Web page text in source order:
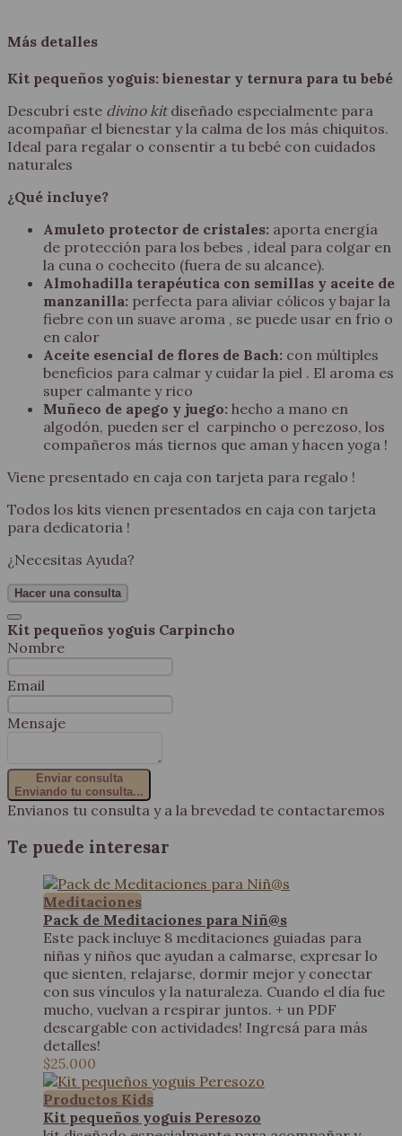
Más detalles
Kit pequeños yoguis: bienestar y ternura para tu bebé
Descubrí este divino kitdiseñado especialmente para
acompañar el bienestar y la calma de los más chiquitos.
Ideal para regalar o consentir a tu bebé con cuidados
naturales
¿Qué incluye?
Amuleto protector de cristales: aporta energía
de protección para los bebes , ideal para colgar en
la cuna o cochecito (fuera de su alcance).
Almohadilla terapéutica con semillas y aceite de
manzanilla: perfecta para aliviar cólicos y bajar la
fiebre con un suave aroma , se puede usar en frio o
en calor
Aceite esencial de flores de Bach: con múltiples
beneficios para calmar y cuidar la piel . El aroma es
super calmante y rico
Muñeco de apego y juego: hecho a mano en
algodón, pueden ser el carpincho o perezoso, los
compañeros más tiernos que aman y hacen yoga !
Viene presentado en caja con tarjeta para regalo !
Todos los kits vienen presentados en caja con tarjeta
para dedicatoria !
¿Necesitas Ayuda?
Hacer una consulta
Kit pequeños yoguis Carpincho
Nombre
Email
Mensaje
Enviar consulta
Enviando tu consulta...
Envianos tu consulta y a la brevedad te contactaremos
Te puede interesar
Meditaciones
Pack de Meditaciones para Niñ@s
Este pack incluye 8 meditaciones guiadas para
niñas y niños que ayudan a calmarse, expresar lo
que sienten, relajarse, dormir mejor y conectar
con sus vínculos y la naturaleza. Cuando el día fue
mucho, vuelvan a respirar juntos. + un PDF
descargable con actividades! Ingresá para más
detalles!
$25.000
Productos Kids
Kit pequeños yoguis Peresozo